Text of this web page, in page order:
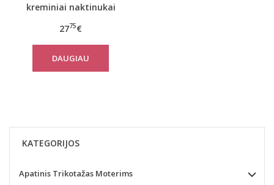
kreminiai naktinukai
2775€
DAUGIAU
KATEGORIJOS
Apatinis Trikotažas Moterims